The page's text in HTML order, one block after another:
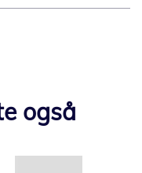
også